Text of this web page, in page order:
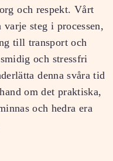
och respekt. Vårt
steg i processen,
till transport och
och stressfri
denna svåra tid
om det praktiska,
och hedra era